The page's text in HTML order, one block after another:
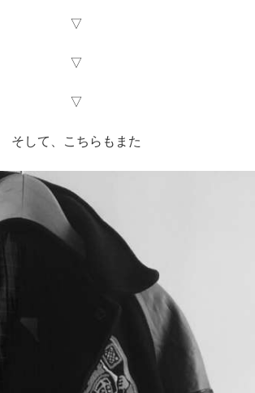
▽
▽
▽
そして、こちらもまた